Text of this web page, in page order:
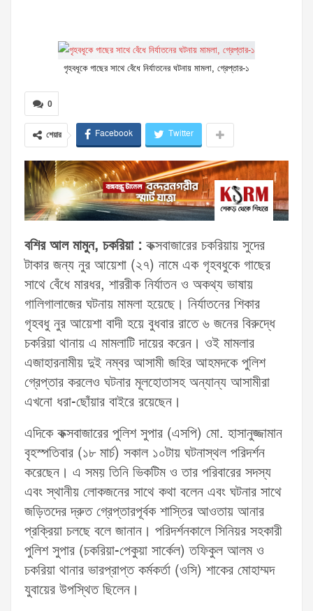
গৃহবধূকে গাছের সাথে বেঁধে নির্যাতনের ঘটনায় মামলা, গ্রেপ্তার-১
0
শেয়ার Facebook Twitter
বশির আল মামুন, চকরিয়া : কক্সবাজারের চকরিয়ায় সুদের
টাকার জন্য নুর আয়েশা (২৭) নামে এক গৃহবধুকে গাছের
সাথে বেঁধে মারধর, শাররীক নির্যাতন ও অকথ্য ভাষায়
গালিগালাজের ঘটনায় মামলা হয়েছে। নির্যাতনের শিকার
গৃহবধু নুর আয়েশা বাদী হয়ে বুধবার রাতে ৬ জনের বিরুদ্ধে
চকরিয়া থানায় এ মামলাটি দায়ের করেন। ওই মামলার
এজাহারনামীয় দুই নম্বর আসামী জহির আহমদকে পুলিশ
গ্রেপ্তার করলেও ঘটনার মূলহোতাসহ অন্যান্য আসামীরা
এখনো ধরা-ছোঁয়ার বাইরে রয়েছেন।
এদিকে কক্সবাজারের পুলিশ সুপার (এসপি) মো. হাসানুজ্জামান
বৃহস্পতিবার (১৮ মার্চ) সকাল ১০টায় ঘটনাস্থল পরিদর্শন
করেছেন। এ সময় তিনি ভিকটিম ও তার পরিবারের সদস্য
এবং স্থানীয় লোকজনের সাথে কথা বলেন এবং ঘটনার সাথে
জড়িতদের দ্রুত গ্রেপ্তারপূর্বক শাস্তির আওতায় আনার
প্রক্রিয়া চলছে বলে জানান। পরিদর্শনকালে সিনিয়র সহকারী
পুলিশ সুপার (চকরিয়া-পেকুয়া সার্কেল) তফিকুল আলম ও
চকরিয়া থানার ভারপ্রাপ্ত কর্মকর্তা (ওসি) শাকের মোহাম্মদ
যুবায়ের উপস্থিত ছিলেন।